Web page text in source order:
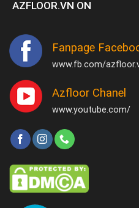
AZFLOOR.VN ON
Fanpage
www.fb.com/
Azfloor Chanel
www.youtube.com/